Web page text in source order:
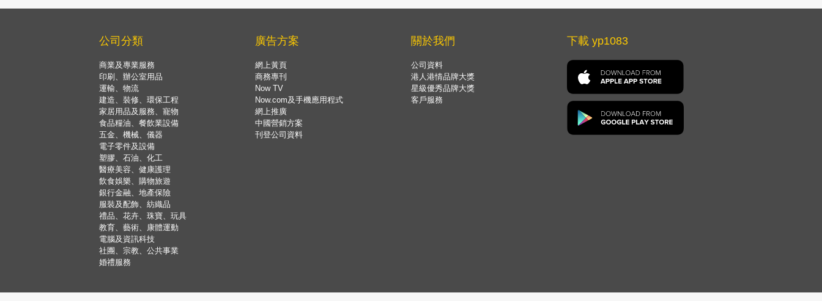
公司分類
商業及專業服務
印刷、辦公室用品
運輸、物流
建造、裝修、環保工程
家居用品及服務、寵物
食品糧油、餐飲業設備
五金、機械、儀器
電子零件及設備
塑膠、石油、化工
醫療美容、健康護理
飲食娛樂、購物旅遊
銀行金融、地產保險
服裝及配飾、紡織品
禮品、花卉、珠寶、玩具
教育、藝術、康體運動
電腦及資訊科技
社團、宗教、公共事業
婚禮服務
廣告方案
網上黃頁
商務專刊
Now TV
Now.com及手機應用程式
網上推廣
中國營銷方案
刊登公司資料
關於我們
公司資料
港人港情品牌大獎
星級優秀品牌大獎
客戶服務
下載 yp1083